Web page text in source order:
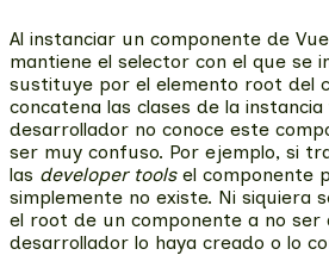
Al instanciar un componente de
mantiene el selector con el que se
sustituye por el elemento root del
concatena las clases de la
desarrollador no conoce este
ser muy confuso. Por ejemplo, si
las developer toolsel componente
simplemente no existe. Ni siquiera
el root de un componente a no ser
desarrollador lo haya creado o lo